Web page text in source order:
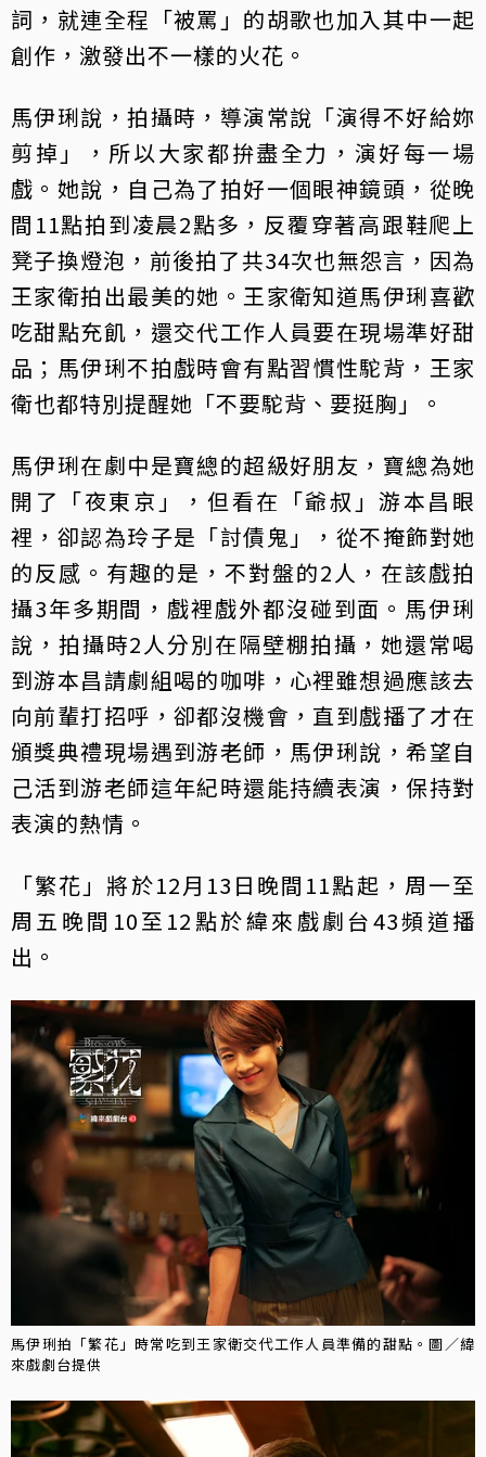
詞，就連全程「被罵」的胡歌也加入其中一起
創作，激發出不一樣的火花。
馬伊琍說，拍攝時，導演常說「演得不好給妳
剪掉」，所以大家都拚盡全力，演好每一場
戲。她說，自己為了拍好一個眼神鏡頭，從晚
間11點拍到凌晨2點多，反覆穿著高跟鞋爬上
凳子換燈泡，前後拍了共34次也無怨言，因為
王家衛拍出最美的她。王家衛知道馬伊琍喜歡
吃甜點充飢，還交代工作人員要在現場準好甜
品；馬伊琍不拍戲時會有點習慣性駝背，王家
衛也都特別提醒她「不要駝背、要挺胸」。
馬伊琍在劇中是寶總的超級好朋友，寶總為她
開了「夜東京」，但看在「爺叔」游本昌眼
裡，卻認為玲子是「討債鬼」，從不掩飾對她
的反感。有趣的是，不對盤的2人，在該戲拍
攝3年多期間，戲裡戲外都沒碰到面。馬伊琍
說，拍攝時2人分別在隔壁棚拍攝，她還常喝
到游本昌請劇組喝的咖啡，心裡雖想過應該去
向前輩打招呼，卻都沒機會，直到戲播了才在
頒獎典禮現場遇到游老師，馬伊琍說，希望自
己活到游老師這年紀時還能持續表演，保持對
表演的熱情。
「繁花」將於12月13日晚間11點起，周一至
周五晚間10至12點於緯來戲劇台43頻道播
出。
馬伊琍拍「繁花」時常吃到王家衛交代工作人員準備的甜點。圖／緯
來戲劇台提供